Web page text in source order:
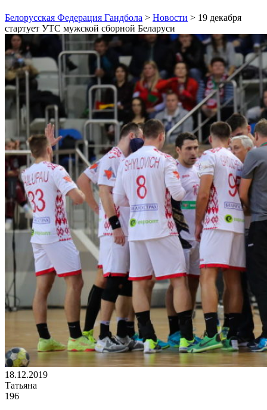
Белорусская Федерация Гандбола > Новости > 19 декабря
стартует УТС мужской сборной Беларуси
18.12.2019
Татьяна
196